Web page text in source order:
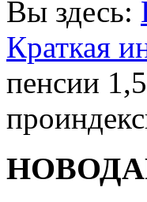
Вы здесь:
Краткая
пенсии